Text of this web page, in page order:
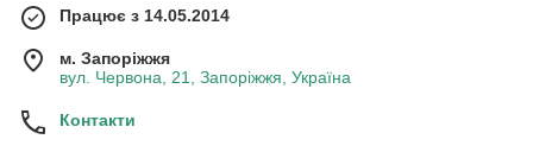
Працює з 14.05.2014
м. Запоріжжя
вул. Червона, 21, Запоріжжя, Україна
Контакти